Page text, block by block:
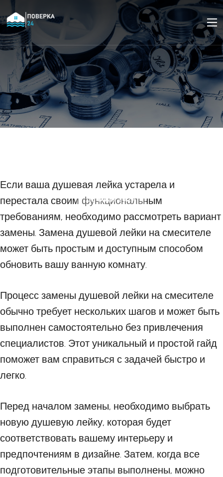
05 МАЯ 2024
Если ваша душевая лейка устарела и
перестала своим функциональным
требованиям, необходимо рассмотреть вариант
замены. Замена душевой лейки на смесителе
может быть простым и доступным способом
обновить вашу ванную комнату.
Процесс замены душевой лейки на смесителе
обычно требует нескольких шагов и может быть
выполнен самостоятельно без привлечения
специалистов. Этот уникальный и простой гайд
поможет вам справиться с задачей быстро и
легко.
Перед началом замены, необходимо выбрать
новую душевую лейку, которая будет
соответствовать вашему интерьеру и
предпочтениям в дизайне. Затем, когда все
подготовительные этапы выполнены, можно